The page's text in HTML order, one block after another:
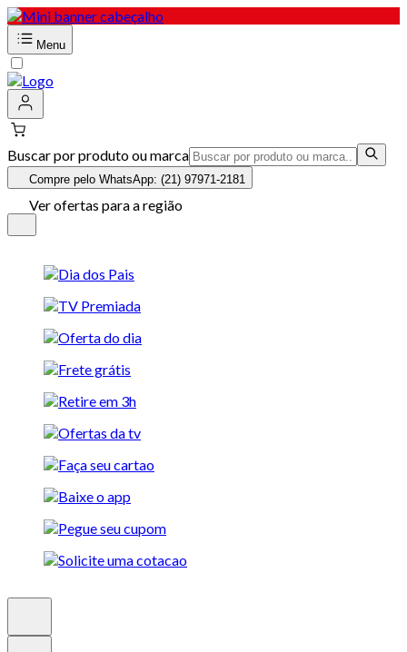
Menu
Buscar por produto ou marca
Compre pelo WhatsApp: (21) 97971-2181
Ver ofertas para a região